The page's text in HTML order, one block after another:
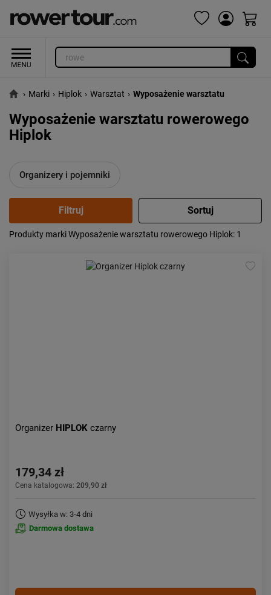
› Marki › Hiplok › Warsztat › Wyposażenie warsztatu
Wyposażenie warsztatu rowerowego
Hiplok
Organizery i pojemniki
Popularność:
największa
od najwyższej
Produkty marki Wyposażenie warsztatu rowerowego Hiplok: 1
Organizer HIPLOK czarny
179,34 zł
Cena katalogowa: 209,90 zł
Wysyłka w: 3-4 dni
Darmowa dostawa